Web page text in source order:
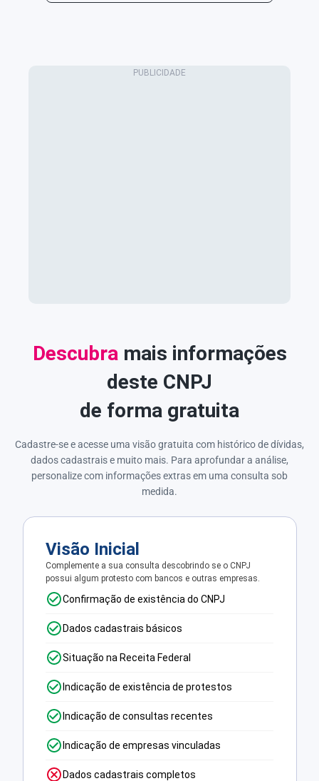
Descubra mais informações
deste CNPJ
de forma gratuita
Cadastre-se e acesse uma visão gratuita com histórico de dívidas,
dados cadastrais e muito mais. Para aprofundar a análise,
personalize com informações extras em uma consulta sob
medida.
Visão Inicial
Complemente a sua consulta descobrindo se o CNPJ
possui algum protesto com bancos e outras empresas.
Confirmação de existência do CNPJ
Dados cadastrais básicos
Situação na Receita Federal
Indicação de existência de protestos
Indicação de consultas recentes
Indicação de empresas vinculadas
Dados cadastrais completos